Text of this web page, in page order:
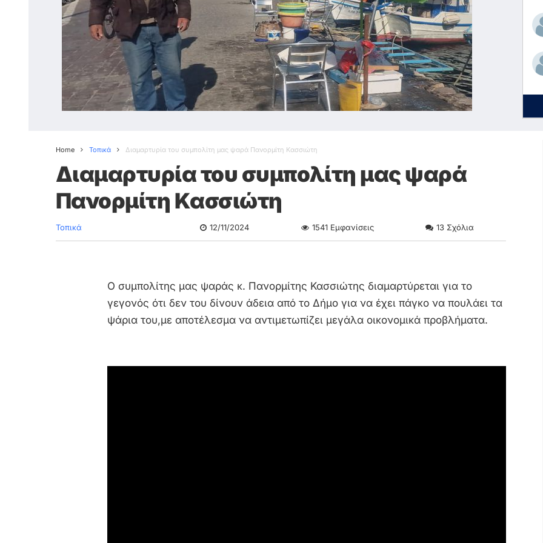
Home Τοπικά Διαμαρτυρία του συμπολίτη μας ψαρά Πανορμίτη Κασσιώτη
Διαμαρτυρία του συμπολίτη μας ψαρά
Πανορμίτη Κασσιώτη
Τοπικά 12/11/2024 1541Εμφανίσεις 13 Σχόλια
Ο συμπολίτης μας ψαράς κ. Πανορμίτης Κασσιώτης διαμαρτύρεται για το
γεγονός ότι δεν του δίνουν άδεια από το Δήμο για να έχει πάγκο να πουλάει τα
ψάρια του,με αποτέλεσμα να αντιμετωπίζει μεγάλα οικονομικά προβλήματα.